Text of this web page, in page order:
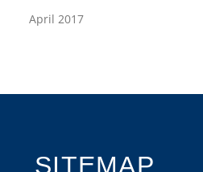
April 2017
SITEMAP